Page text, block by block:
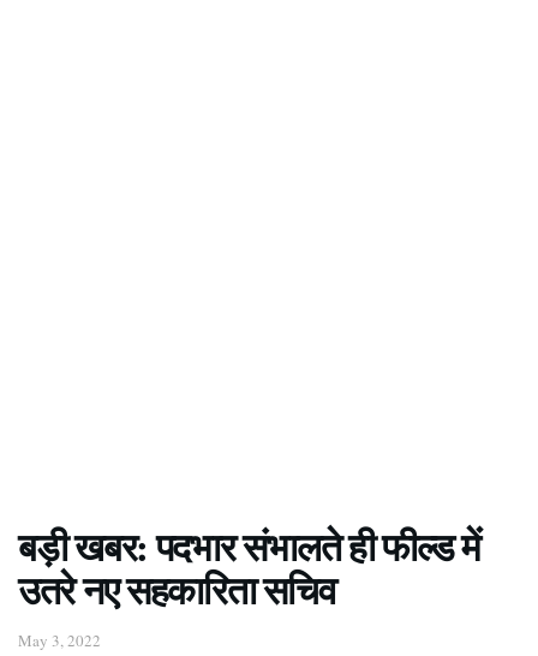
बड़ी खबर: पदभार संभालते ही फील्ड में
उतरे नए सहकारिता सचिव
May 3, 2022